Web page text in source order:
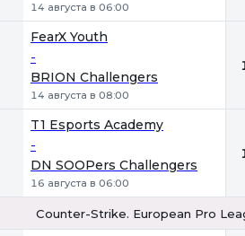
14 августа в 06:00
FearX Youth
-
BRION Challengers
14 августа в 08:00
T1 Esports Academy
-
DN SOOPers Challengers
16 августа в 06:00
Counter-Strike. European Pro